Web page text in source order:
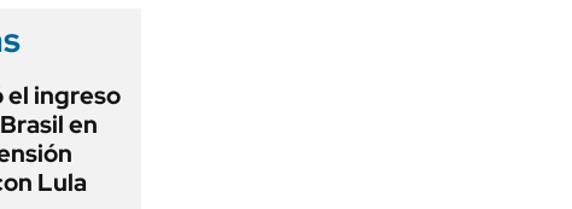
el ingreso
en
Lula